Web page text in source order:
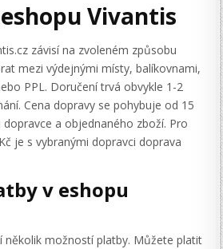
Vivantis
závisí na zvoleném způsobu
mezi výdejnými místy, balíkovnami,
PPL. Doručení trvá obvykle 1-2
Cena dopravy se pohybuje od 15
a objednaného zboží. Pro
je s vybranými dopravci doprava
v eshopu
několik možností platby. Můžete platit